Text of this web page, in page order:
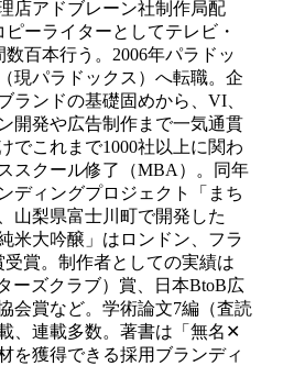
店アドブレーン社制作局配
ーライターとしてテレビ・
百本行う。2006年パラドッ
現パラドックス）へ転職。企
ランドの基礎固めから、VI、
開発や広告制作まで一気通貫
でこれまで1000社以上に関わ
スクール修了（MBA）。同年
ディングプロジェクト「まち
山梨県富士川町で開発した
米大吟醸」はロンドン、フラ
賞。制作者としての実績は
ーズクラブ）賞、日本BtoB広
会賞など。学術論文7編（査読
、連載多数。著書は「無名✕
を獲得できる採用ブランディ